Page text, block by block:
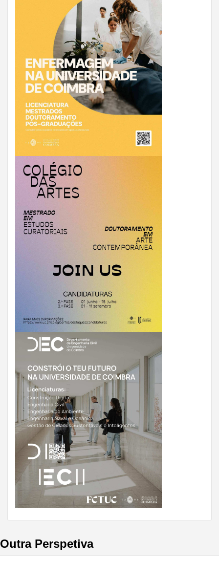
Outra Perspetiva